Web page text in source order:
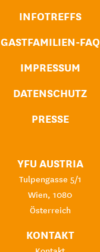
INFOTREFFS
GASTFAMILIEN-FAQ
IMPRESSUM
DATENSCHUTZ
PRESSE
YFU AUSTRIA
Tulpengasse 5/1
Wien, 1080
Österreich
KONTAKT